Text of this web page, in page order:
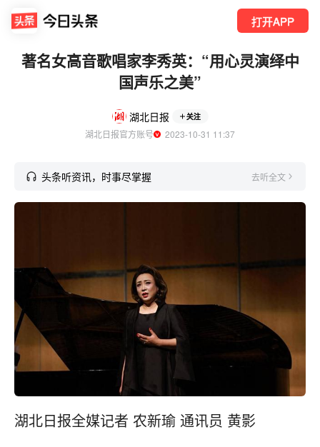
打开APP
著名女高音歌唱家李秀英：“用心灵演绎中
国声乐之美”
湖北日报 关注
湖北日报官方账号
  2023-10-31 11:37
头条听资讯，时事尽掌握 去听全文
湖北日报全媒记者 农新瑜 通讯员 黄影